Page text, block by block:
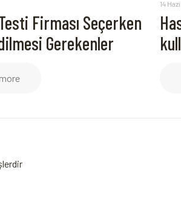
Firması Seçerken
Gerekenler
14